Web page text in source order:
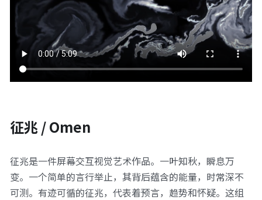
征兆 / Omen
征兆是一件屏幕交互视觉艺术作品。一叶知秋，瞬息万
变。一个简单的言行举止，其背后蕴含的能量，时常深不
可测。有迹可循的征兆，代表着预言，趋势和怀疑。这组